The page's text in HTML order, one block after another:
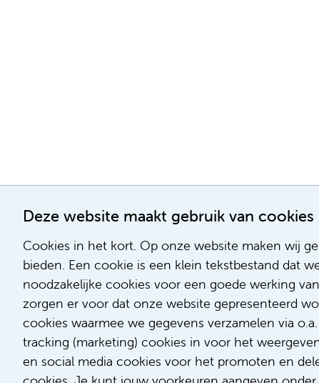
Deze website maakt gebruik van cookies
Cookies in het kort. Op onze website maken wij
bieden. Een cookie is een klein tekstbestand dat
noodzakelijke cookies voor een goede werking
zorgen er voor dat onze website gepresenteerd
cookies waarmee we gegevens verzamelen via
tracking (marketing) cookies in voor het
en social media cookies voor het promoten en